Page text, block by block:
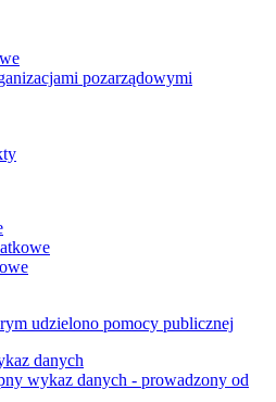
pozarządowymi
udzielono pomocy publicznej
danych
wykaz danych - prowadzony od